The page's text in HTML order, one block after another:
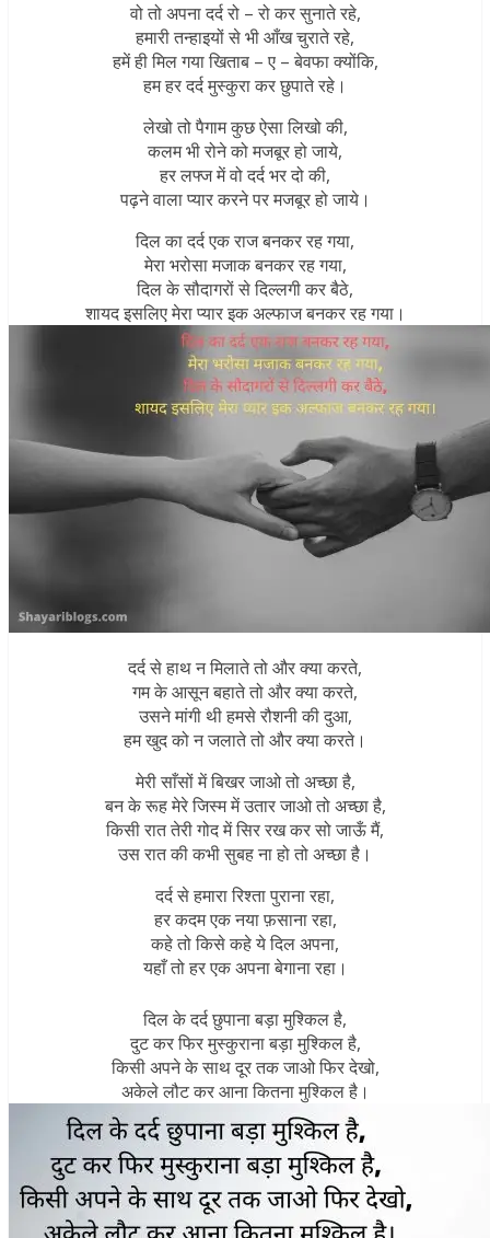
वो तो अपना दर्द रो – रो कर सुनाते रहे,
हमारी तन्हाइयों से भी आँख चुराते रहे,
हमें ही मिल गया खिताब – ए – बेवफा क्योंकि,
हम हर दर्द मुस्कुरा कर छुपाते रहे।
लेखो तो पैगाम कुछ ऐसा लिखो की,
कलम भी रोने को मजबूर हो जाये,
हर लफ्ज में वो दर्द भर दो की,
पढ़ने वाला प्यार करने पर मजबूर हो जाये।
दिल का दर्द एक राज बनकर रह गया,
मेरा भरोसा मजाक बनकर रह गया,
दिल के सौदागरों से दिल्लगी कर बैठे,
शायद इसलिए मेरा प्यार इक अल्फाज बनकर रह गया।
दर्द से हाथ न मिलाते तो और क्या करते,
गम के आसून बहाते तो और क्या करते,
उसने मांगी थी हमसे रौशनी की दुआ,
हम खुद को न जलाते तो और क्या करते।
मेरी साँसों में बिखर जाओ तो अच्छा है,
बन के रूह मेरे जिस्म में उतार जाओ तो अच्छा है,
किसी रात तेरी गोद में सिर रख कर सो जाऊँ मैं,
उस रात की कभी सुबह ना हो तो अच्छा है।
दर्द से हमारा रिश्ता पुराना रहा,
हर कदम एक नया फ़साना रहा,
कहे तो किसे कहे ये दिल अपना,
यहाँ तो हर एक अपना बेगाना रहा।
दिल के दर्द छुपाना बड़ा मुश्किल है,
दुट कर फिर मुस्कुराना बड़ा मुश्किल है,
किसी अपने के साथ दूर तक जाओ फिर देखो,
अकेले लौट कर आना कितना मुश्किल है।